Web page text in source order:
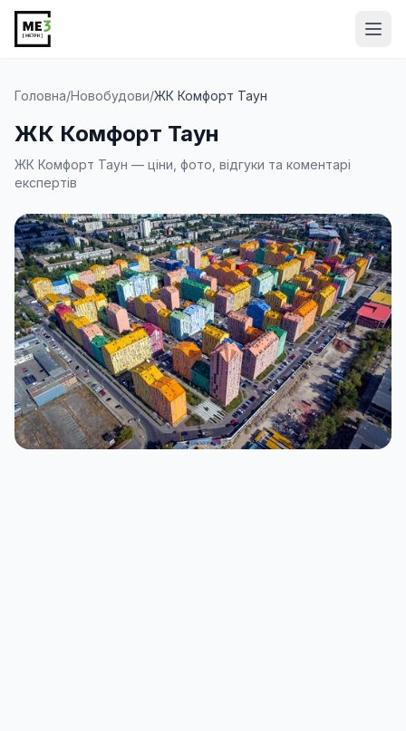
Головна/Новобудови/ЖК Комфорт Таун
ЖК Комфорт Таун
ЖК Комфорт Таун — ціни, фото, відгуки та коментарі
експертів